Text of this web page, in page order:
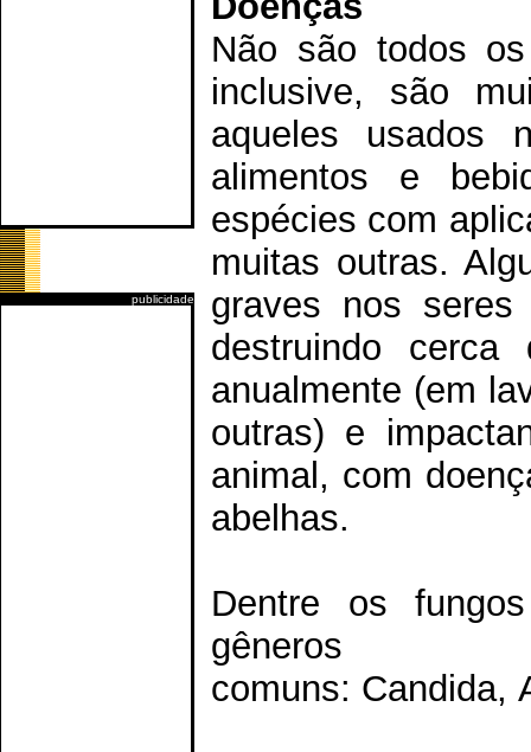
publicidade
Não são todos
inclusive, são
aqueles usados
alimentos e
espécies com
muitas outras.
graves nos seres
destruindo
anualmente (em
outras) e
animal, com
abelhas.
Dentre os
comuns: Candida,